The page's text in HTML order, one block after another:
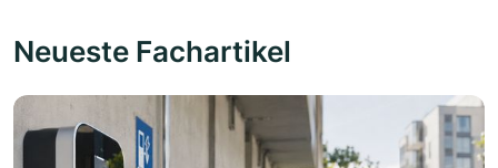
Neueste Fachartikel